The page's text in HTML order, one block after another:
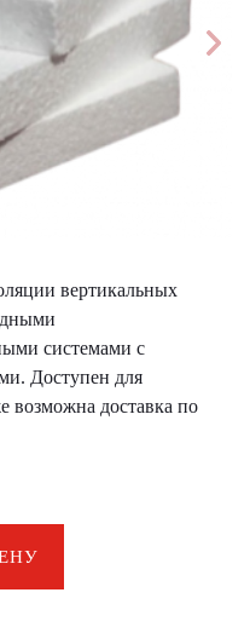
вертикальных
системами с
Доступен для
возможна доставка по